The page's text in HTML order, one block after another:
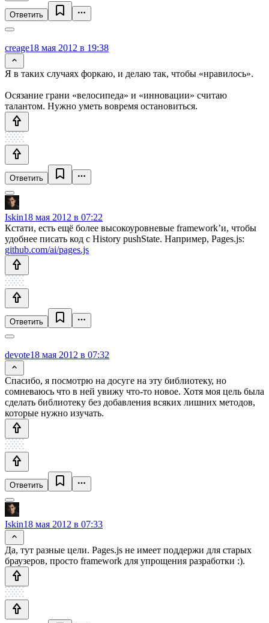
Ответить
creage18 мая 2012 в 19:38
Я в таких случаях форкаю, и делаю так, чтобы «нравилось».
Осязание грани «велосипеда» и «инновации» считаю
талантом. Нужно уметь вовремя остановиться.
Ответить
Iskin18 мая 2012 в 07:22
Кстати, есть ещё более высокоуровневые framework’и, чтобы
удобнее писать код с History pushState. Например, Pages.js:
github.com/ai/pages.js
Ответить
devote18 мая 2012 в 07:32
Спасибо, я посмотрю на досуге на эту библиотеку, но
сомневаюсь что в ней увижу что-то новое. Хотя моя цель была
сделать библиотеку без добавления всяких лишних методов,
которые нужно изучать.
Ответить
Iskin18 мая 2012 в 07:33
Да, тут разные цели. Pages.js не имеет поддержи для старых
браузеров, просто framework для упрощения разработки :).